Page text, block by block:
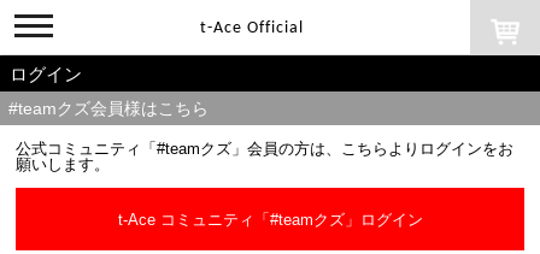
toggle
navigation
t-Ace Official
ログイン
#teamクズ会員様はこちら
公式コミュニティ「#teamクズ」会員の方は、こちらよりログインをお
願いします。
t-Ace コミュニティ「#teamクズ」ログイン